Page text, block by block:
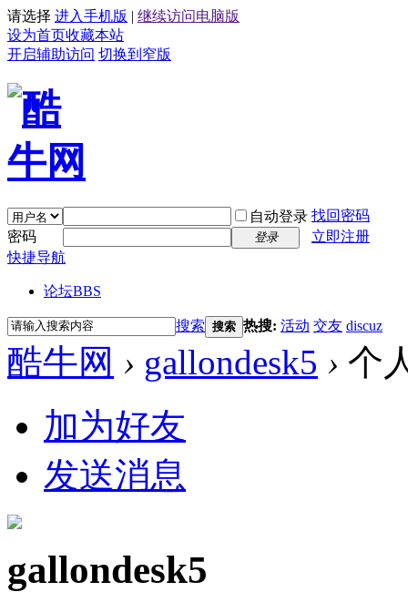
请选择 进入手机版 | 继续访问电脑版
设为首页收藏本站
开启辅助访问 切换到窄版
自动登录 找回密码
密码
登录
立即注册
快捷导航
论坛BBS
搜索 搜索 热搜: 活动 交友 discuz
酷牛网 › gallondesk5 › 个
加为好友
发送消息
gallondesk5